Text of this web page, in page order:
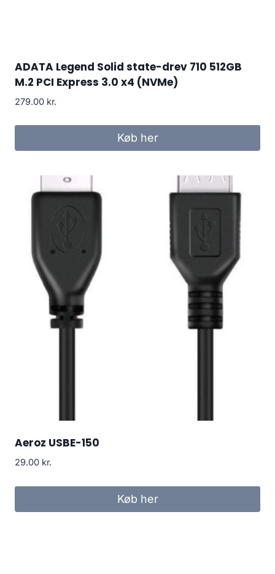
ADATA Legend Solid state-drev 710 512GB
M.2 PCI Express 3.0 x4 (NVMe)
279.00 kr.
Køb her
Aeroz USBE-150
29.00 kr.
Køb her